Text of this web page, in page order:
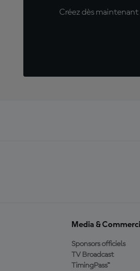
Créez dès
Media &
Sponsors officiels
TV Broadcast
TimingPass™